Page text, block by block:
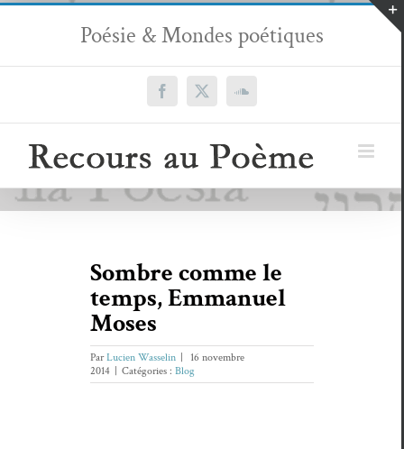
Passer
contenu
Poésie & Mondes poétiques
Facebook
X SoundCloud
Sombre comme le
temps, Emmanuel
Moses
ParLucien Wasselin
16 novembre
2014
Catégories : Blog